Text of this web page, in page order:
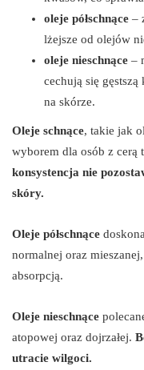
oleje półschnące –
lżejsze od olejów
oleje nieschnące –
cechują się
na skórze.
Oleje schnące, takie jak
wyborem dla osób z cerą
konsystencja nie
skóry.
Oleje półschnące
normalnej oraz
absorpcją.
Oleje nieschnące
atopowej oraz dojrzałej.
utracie wilgoci.